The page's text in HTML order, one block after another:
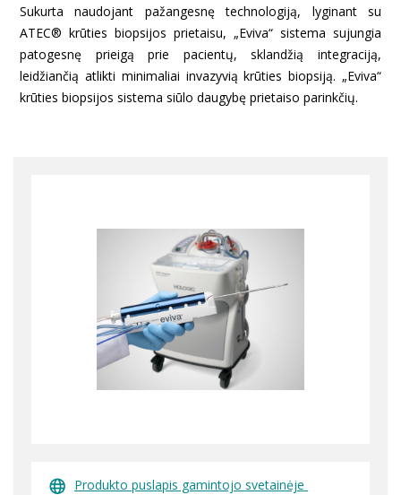
Sukurta naudojant pažangesnę technologiją, lyginant su
ATEC® krūties biopsijos prietaisu, „Eviva“ sistema sujungia
patogesnę prieigą prie pacientų, sklandžią integraciją,
leidžiančią atlikti minimaliai invazyvią krūties biopsiją. „Eviva“
krūties biopsijos sistema siūlo daugybę prietaiso parinkčių.
Produkto puslapis gamintojo svetainėje